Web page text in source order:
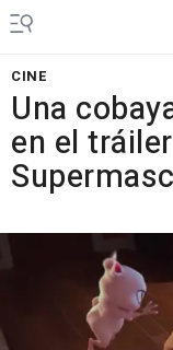
CINE
Una
en el